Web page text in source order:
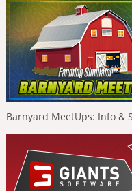
Barnyard MeetUps: Info &